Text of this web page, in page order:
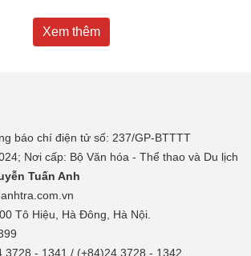
Xem thêm
báo chí điện tử số: 237/GP-BTTTT
Nơi cấp: Bộ Văn hóa - Thể thao và Du lịch
Tuấn Anh
Tô Hiệu, Hà Đông, Hà Nội.
3728 - 1341 / (+84)24 3728 - 1342